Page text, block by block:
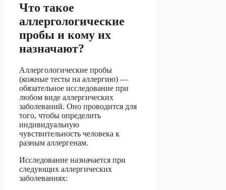
Что такое
аллергологические
пробы и кому их
назначают?
Аллергологические пробы
(кожные тесты на аллергию) —
обязательное исследование при
любом виде аллергических
заболеваний. Оно проводится для
того, чтобы определить
индивидуальную
чувствительность человека к
разным аллергенам.
Исследование назначается при
следующих аллергических
заболеваниях: